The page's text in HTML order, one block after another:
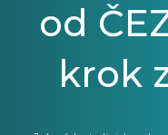
od
krok